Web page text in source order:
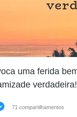
uma ferida
verdadeira!
71 compartilhamentos